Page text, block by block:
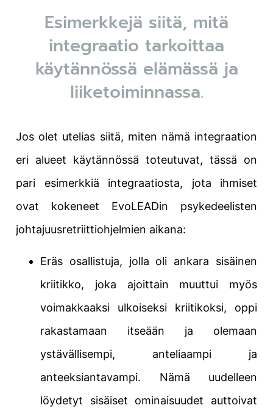
Esimerkkejä siitä, mitä
integraatio tarkoittaa
käytännössä elämässä ja
liiketoiminnassa.
Jos olet utelias siitä, miten nämä integraation
eri alueet käytännössä toteutuvat, tässä on
pari esimerkkiä integraatiosta, jota ihmiset
ovat kokeneet EvoLEADin psykedeelisten
johtajuusretriittiohjelmien aikana:
Eräs osallistuja, jolla oli ankara sisäinen
kriitikko, joka ajoittain muuttui myös
voimakkaaksi ulkoiseksi kriitikoksi, oppi
rakastamaan itseään ja olemaan
ystävällisempi, anteliaampi ja
anteeksiantavampi. Nämä uudelleen
löydetyt sisäiset ominaisuudet auttoivat